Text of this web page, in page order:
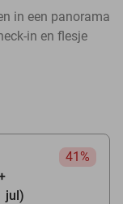
in een panorama
in en flesje
jul)
41%